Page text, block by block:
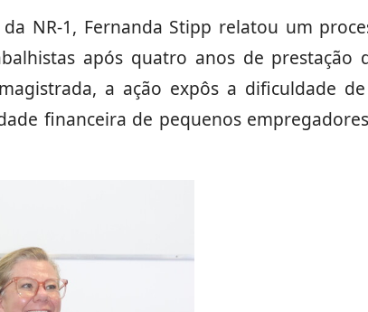
NR-1, Fernanda Stipp relatou um
após quatro anos de prestação
a ação expôs a dificuldade
financeira de pequenos